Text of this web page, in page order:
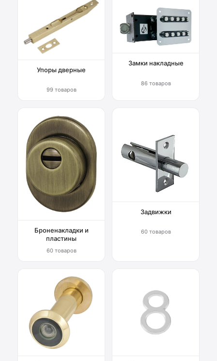
Упоры дверные
99 товаров
Замки накладные
86 товаров
Броненакладки и
пластины
60 товаров
Задвижки
60 товаров